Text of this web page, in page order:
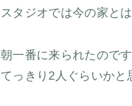
スタジオでは今の家と
朝一番に来られたのです
てっきり2人ぐらいかと